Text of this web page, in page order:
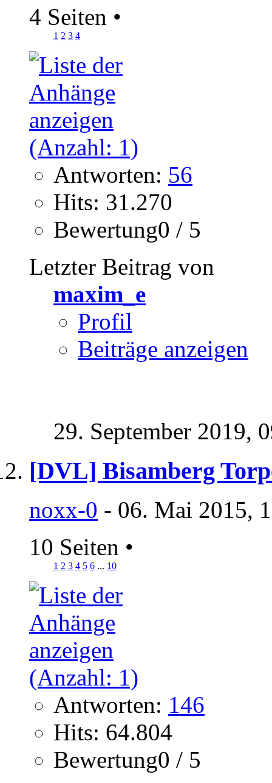
4 Seiten •
1 2 3 4
Antworten: 56
Hits: 31.270
Bewertung0 / 5
Letzter Beitrag von
maxim_e
Profil
Beiträge anzeigen
29. September 2019,
[DVL] Bisamberg
noxx-0 - 06. Mai 2015,
10 Seiten •
1 2 3 4 5 6 ... 10
Antworten: 146
Hits: 64.804
Bewertung0 / 5